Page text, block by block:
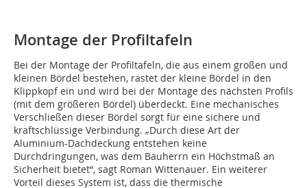
Montage der Profiltafeln
Bei der Montage der Profiltafeln, die aus einem großen und
kleinen Bördel bestehen, rastet der kleine Bördel in den
Klippkopf ein und wird bei der Montage des nächsten Profils
(mit dem größeren Bördel) überdeckt. Eine mechanisches
Verschließen dieser Bördel sorgt für eine sichere und
kraftschlüssige Verbindung. „Durch diese Art der
Aluminium-Dachdeckung entstehen keine
Durchdringungen, was dem Bauherrn ein Höchstmaß an
Sicherheit bietet“, sagt Roman Wittenauer. Ein weiterer
Vorteil dieses System ist, dass die thermische